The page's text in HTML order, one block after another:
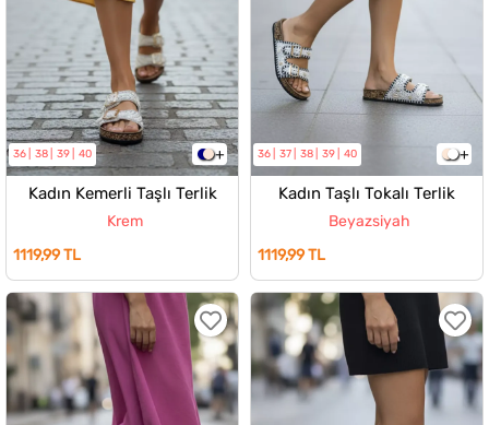
36 38 39 40
Kadın Kemerli Taşlı Terlik
Krem
1119,99 TL
36 37 38 39 40
Kadın Taşlı Tokalı Terlik
Beyazsiyah
1119,99 TL